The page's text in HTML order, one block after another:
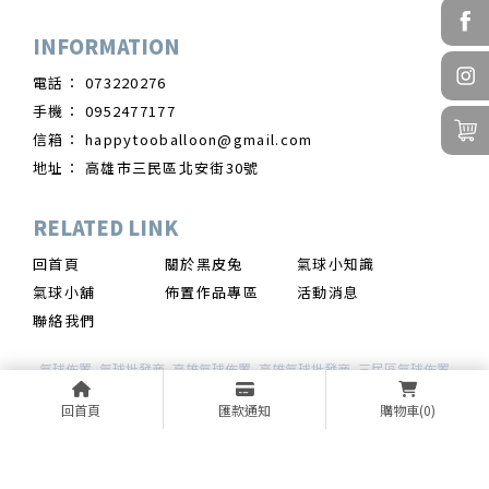
回首頁 匯款通知 購物車(0)
073220276
0952477177
happytooballoon@gmail.com
高雄市三民區北安街30號
回首頁 關於黑皮兔
氣球小知識
氣球小舖
佈置作品專區
活動消息
聯絡我們
氣球佈置 氣球批發商 高雄氣球佈置 高雄氣球批發商 三民區氣球佈置
揚京快客Copyright © 2026